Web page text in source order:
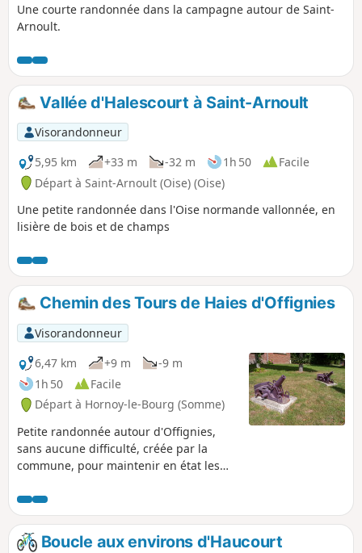
Une courte randonnée dans la campagne autour de Saint-
Arnoult.
Vallée d'Halescourt à Saint-Arnoult
Visorandonneur
5,95 km
+33 m -32 m 1h 50
Facile
Départ à Saint-Arnoult (Oise) (Oise)
Une petite randonnée dans l'Oise normande vallonnée, en
lisière de bois et de champs
Chemin des Tours de Haies d'Offignies
Visorandonneur
6,47 km
+9 m
-9 m
1h 50
Facile
Départ à Hornoy-le-Bourg (Somme)
Petite randonnée autour d'Offignies,
sans aucune difficulté, créée par la
commune, pour maintenir en état les
commune.
Boucle aux environs d'Haucourt